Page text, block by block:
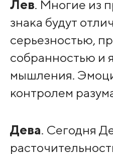
Лев. Многие из
знака будут
серьезностью,
собранностью и
мышления.
контролем
Дева. Сегодня